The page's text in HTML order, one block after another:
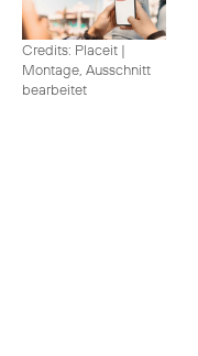
Credits: Placeit |
Montage, Ausschnitt
bearbeitet